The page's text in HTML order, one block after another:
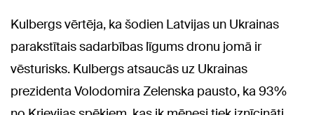
Kulbergs vērtēja, ka šodien Latvijas un Ukrainas
parakstītais sadarbības līgums dronu jomā ir
vēsturisks. Kulbergs atsaucās uz Ukrainas
prezidenta Volodomira Zelenska pausto, ka 93%